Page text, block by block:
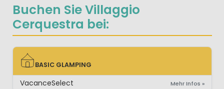
Buchen Sie Villaggio
Cerquestra bei:
BASIC GLAMPING
BASIC GLAMPING
VacanceSelect Mehr Infos »